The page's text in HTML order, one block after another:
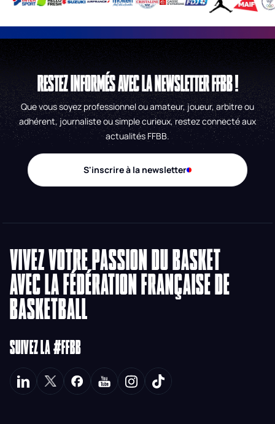
RESTEZ INFORMÉS AVEC LA NEWSLETTER FFBB !
Que vous soyez professionnel ou amateur, joueur, arbitre ou
adhérent, journaliste ou simple curieux, restez connecté aux
actualités FFBB.
S'inscrire à la newsletter
VIVEZ VOTRE PASSION DU BASKET
AVEC LA FÉDÉRATION FRANÇAISE DE
BASKETBALL
SUIVEZ LA #FFBB